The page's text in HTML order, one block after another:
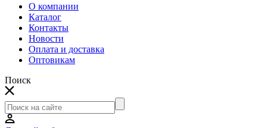
О компании
Каталог
Контакты
Новости
Оплата и доставка
Оптовикам
Поиск